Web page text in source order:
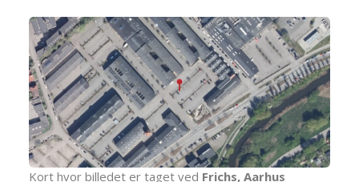
Kort hvor billedet er taget ved Frichs, Aarhus